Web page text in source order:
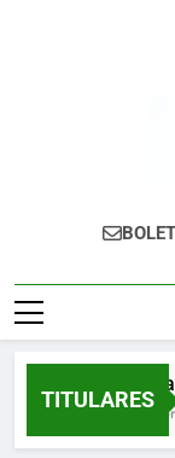
TITULARES
4 Horas